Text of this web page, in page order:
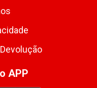
APP